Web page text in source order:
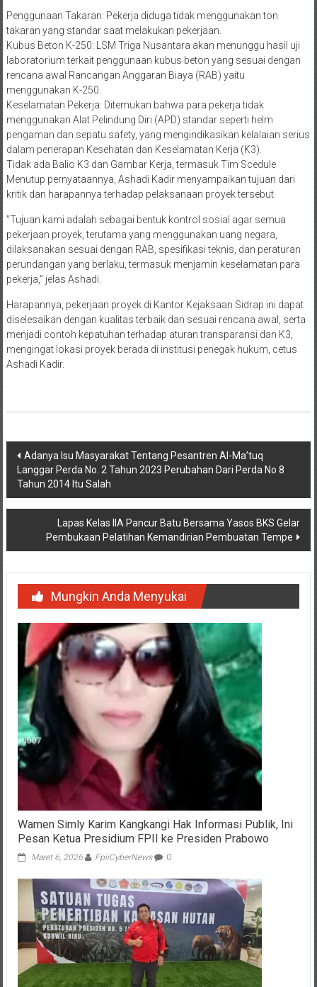
​Penggunaan Takaran: Pekerja diduga tidak menggunakan ton
takaran yang standar saat melakukan pekerjaan.
​Kubus Beton K-250: LSM Triga Nusantara akan menunggu hasil uji
laboratorium terkait penggunaan kubus beton yang sesuai dengan
rencana awal Rancangan Anggaran Biaya (RAB) yaitu
menggunakan K-250.
​Keselamatan Pekerja: Ditemukan bahwa para pekerja tidak
menggunakan Alat Pelindung Diri (APD) standar seperti helm
pengaman dan sepatu safety, yang mengindikasikan kelalaian serius
dalam penerapan Kesehatan dan Keselamatan Kerja (K3).
Tidak ada Balio K3 dan Gambar Kerja, termasuk Tim Scedule
​Menutup pernyataannya, Ashadi Kadir menyampaikan tujuan dari
kritik dan harapannya terhadap pelaksanaan proyek tersebut.
​”Tujuan kami adalah sebagai bentuk kontrol sosial agar semua
pekerjaan proyek, terutama yang menggunakan uang negara,
dilaksanakan sesuai dengan RAB, spesifikasi teknis, dan peraturan
perundangan yang berlaku, termasuk menjamin keselamatan para
pekerja,” jelas Ashadi.
​Harapannya, pekerjaan proyek di Kantor Kejaksaan Sidrap ini dapat
diselesaikan dengan kualitas terbaik dan sesuai rencana awal, serta
menjadi contoh kepatuhan terhadap aturan transparansi dan K3,
mengingat lokasi proyek berada di institusi penegak hukum, cetus
Ashadi Kadir.
Navigasi
pos
Adanya Isu Masyarakat Tentang Pesantren Al-Ma’tuq
Langgar Perda No. 2 Tahun 2023 Perubahan Dari Perda No 8
Tahun 2014 Itu Salah
Lapas Kelas IIA Pancur Batu Bersama Yasos BKS Gelar
Pembukaan Pelatihan Kemandirian Pembuatan Tempe
Mungkin Anda Menyukai
Wamen Simly Karim Kangkangi Hak Informasi Publik, Ini
Pesan Ketua Presidium FPII ke Presiden Prabowo
Maret 6, 2026 FpiiCyberNews 0